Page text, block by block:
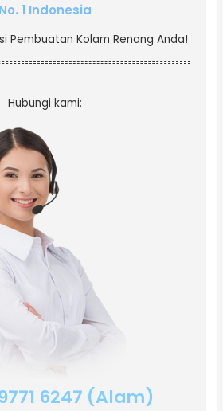
No. 1 Indonesia
Pembuatan Kolam Renang Anda!
Hubungi kami:
6247 (Alam)